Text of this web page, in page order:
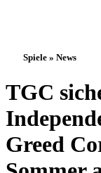
Spiele » News
TGC
Greed